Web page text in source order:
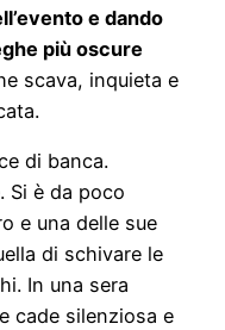
e dando
più oscure
scava, inquieta e
di banca.
Si è da poco
e una delle sue
di schivare le
In una sera
cade silenziosa e